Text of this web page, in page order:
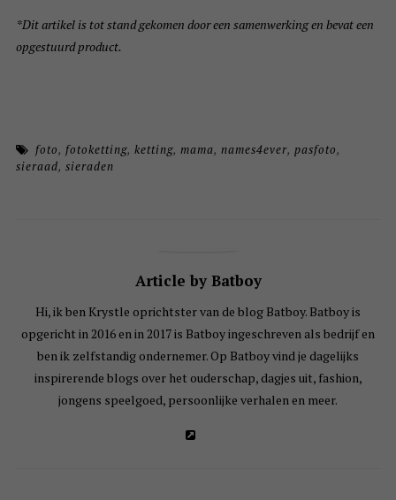
*Dit artikel is tot stand gekomen door een samenwerking en bevat een
opgestuurd product.
foto, fotoketting,ketting,mama,names4ever,pasfoto,
sieraad, sieraden
Article by Batboy
Hi, ik ben Krystle oprichtster van de blog Batboy. Batboy is
opgericht in 2016 en in 2017 is Batboy ingeschreven als bedrijf en
ben ik zelfstandig ondernemer. Op Batboy vind je dagelijks
inspirerende blogs over het ouderschap, dagjes uit, fashion,
jongens speelgoed, persoonlijke verhalen en meer.